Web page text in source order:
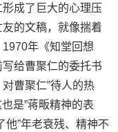
成了巨大的心理压
的文稿，就像揣着
年《知堂回想
给曹聚仁的委托书
曹聚仁”待人的热
是”蒋畈精神的表
他”年老衰残、精神不